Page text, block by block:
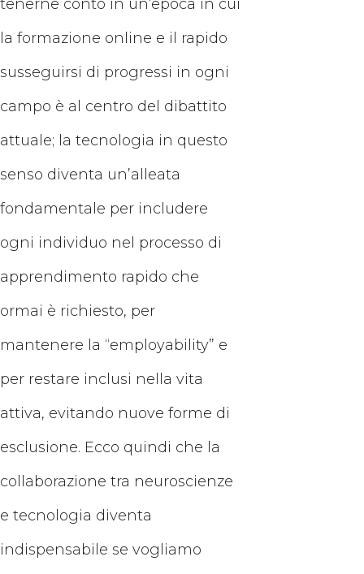
tenerne conto in un’epoca in cui
la formazione online e il rapido
susseguirsi di progressi in ogni
campo è al centro del dibattito
attuale; la tecnologia in questo
senso diventa un’alleata
fondamentale per includere
ogni individuo nel processo di
apprendimento rapido che
ormai è richiesto, per
mantenere la “employability” e
per restare inclusi nella vita
attiva, evitando nuove forme di
esclusione. Ecco quindi che la
collaborazione tra neuroscienze
e tecnologia diventa
indispensabile se vogliamo